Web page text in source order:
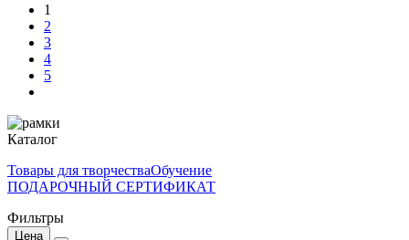
1
2
3
4
5
Каталог
Товары для творчестваОбучение
ПОДАРОЧНЫЙ СЕРТИФИКАТ
Фильтры
Цена